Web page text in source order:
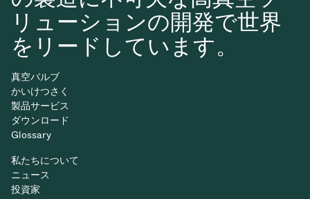
リューションの開発で世界
をリードしています。
真空バルブ
かいけつさく
製品サービス
ダウンロード
Glossary
私たちについて
ニュース
投資家